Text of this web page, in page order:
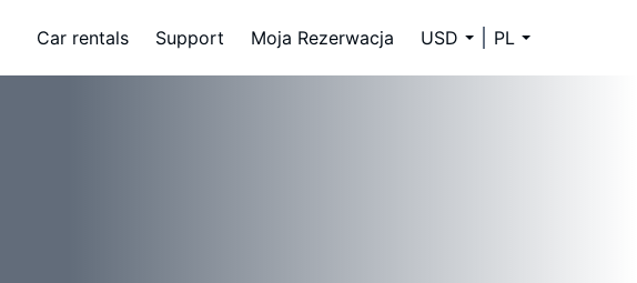
Car rentals Support Moja Rezerwacja USD PL